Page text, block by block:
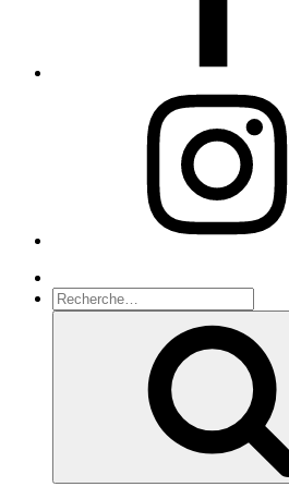
Recherche
pour